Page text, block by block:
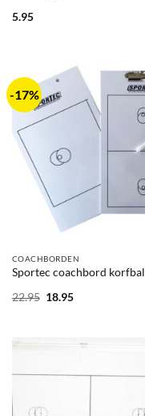
5.95
-17%
COACHBORDEN
Sportec coachbord korfbal
22.95 Oorspronkelijke
18.95Huidige